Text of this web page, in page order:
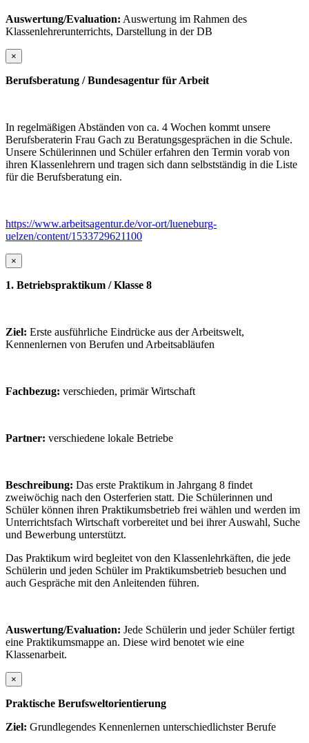
Auswertung/Evaluation: Auswertung im Rahmen des
Klassenlehrerunterrichts, Darstellung in der DB
×
Berufsberatung / Bundesagentur für Arbeit
In regelmäßigen Abständen von ca. 4 Wochen kommt unsere
Berufsberaterin Frau Gach zu Beratungsgesprächen in die Schule.
Unsere Schülerinnen und Schüler erfahren den Termin vorab von
ihren Klassenlehrern und tragen sich dann selbstständig in die Liste
für die Berufsberatung ein.
https://www.arbeitsagentur.de/vor-ort/lueneburg-
uelzen/content/1533729621100
×
1. Betriebspraktikum / Klasse 8
Ziel: Erste ausführliche Eindrücke aus der Arbeitswelt,
Kennenlernen von Berufen und Arbeitsabläufen
Fachbezug: verschieden, primär Wirtschaft
Partner: verschiedene lokale Betriebe
Beschreibung: Das erste Praktikum in Jahrgang 8 findet
zweiwöchig nach den Osterferien statt. Die Schülerinnen und
Schüler können ihren Praktikumsbetrieb frei wählen und werden im
Unterrichtsfach Wirtschaft vorbereitet und bei ihrer Auswahl, Suche
und Bewerbung unterstützt.
Das Praktikum wird begleitet von den Klassenlehrkäften, die jede
Schülerin und jeden Schüler im Praktikumsbetrieb besuchen und
auch Gespräche mit den Anleitenden führen.
Auswertung/Evaluation: Jede Schülerin und jeder Schüler fertigt
eine Praktikumsmappe an. Diese wird benotet wie eine
Klassenarbeit.
×
Praktische Berufsweltorientierung
Ziel: Grundlegendes Kennenlernen unterschiedlichster Berufe